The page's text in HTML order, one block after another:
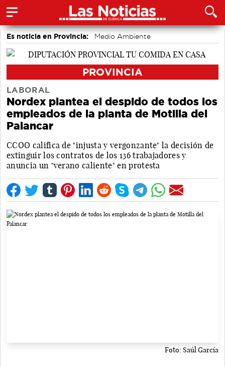
Es noticia en Provincia:
Medio Ambiente
accidentes laborales
PROVINCIA
LABORAL
Nordex plantea el despido de todos los
empleados de la planta de Motilla del
Palancar
CCOO califica de "injusta y vergonzante" la decisión de
extinguir los contratos de los 136 trabajadores y
anuncia un "verano caliente" en protesta
Foto: Saúl García